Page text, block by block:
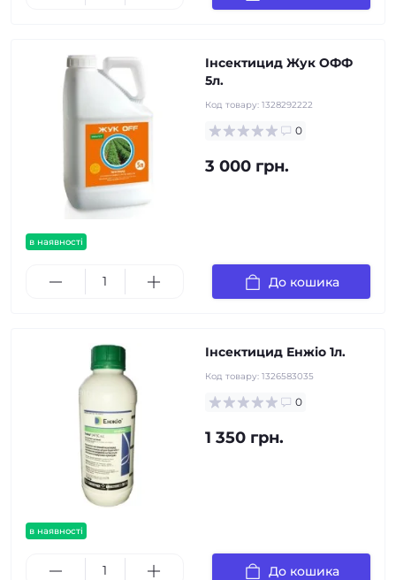
в наявності
Інсектицид Жук ОФФ
5л.
Код товару: 1328292222
0
3 000 грн.
До кошика
в наявності
Інсектицид Енжіо 1л.
Код товару: 1326583035
0
1 350 грн.
До кошика